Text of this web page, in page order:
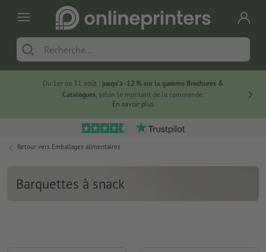
Du 1er au 31 août : jusqu’à -12 % sur la gamme Brochures &
Catalogues, selon le montant de la commande.
En savoir plus
Retour vers Emballages alimentaires
Barquettes à snack